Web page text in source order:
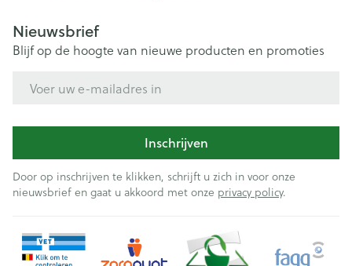
Nieuwsbrief
Blijf op de hoogte van nieuwe producten en promoties
Inschrijven
Door op inschrijven te klikken, schrijft u zich in voor onze
nieuwsbrief en gaat u akkoord met onze privacy policy.